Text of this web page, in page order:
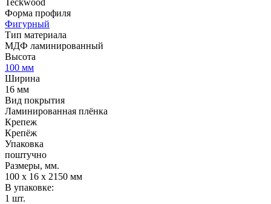
Форма профиля
Фигурный
Тип материала
МДФ ламинированный
Высота
100 мм
Ширина
16 мм
Вид покрытия
Ламинированная плёнка
Крепеж
Крепёж
Упаковка
поштучно
Размеры, мм.
100 х 16 х 2150 мм
В упаковке:
1 шт.